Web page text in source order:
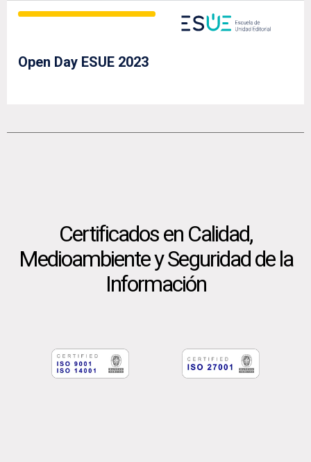
Open Day ESUE 2023
Certificados en Calidad,
Medioambiente y Seguridad de la
Información